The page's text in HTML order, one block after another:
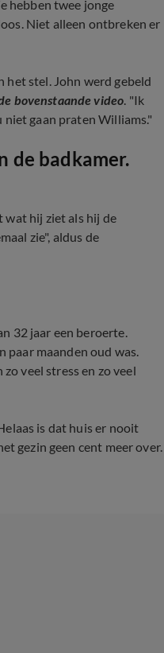
hebben twee jonge
Niet alleen ontbreken er
het stel. John werd gebeld
bovenstaande video. "Ik
gaan praten Williams."
de badkamer.
wat hij ziet als hij de
zie", aldus de
32 jaar een beroerte.
paar maanden oud was.
veel stress en zo veel
is dat huis er nooit
gezin geen cent meer over.